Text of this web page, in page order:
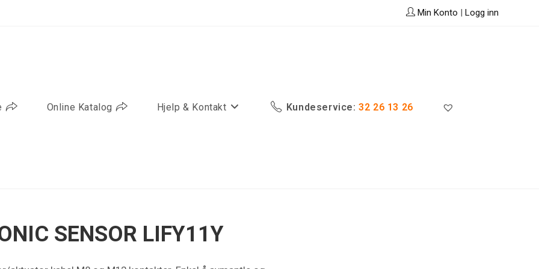
Min Konto | Logg inn
Online Katalog Hjelp & Kontakt Kundeservice: 32 26 13 26
SENSOR LIFY11Y